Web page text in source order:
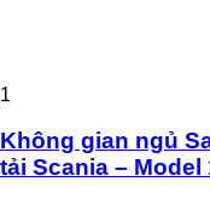
1
Không gian ngủ
tải Scania – Model